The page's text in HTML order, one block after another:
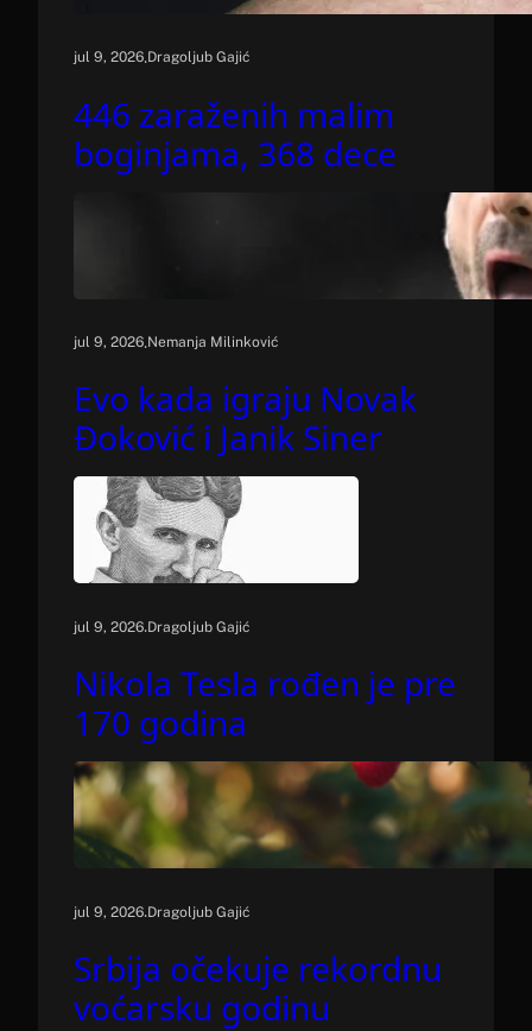
jul 9, 2026.Dragoljub Gajić
446 zaraženih malim
boginjama, 368 dece
jul 9, 2026.Nemanja Milinković
Evo kada igraju Novak
Đoković i Janik Siner
jul 9, 2026.Dragoljub Gajić
Nikola Tesla rođen je pre
170 godina
jul 9, 2026.Dragoljub Gajić
Srbija očekuje rekordnu
voćarsku godinu